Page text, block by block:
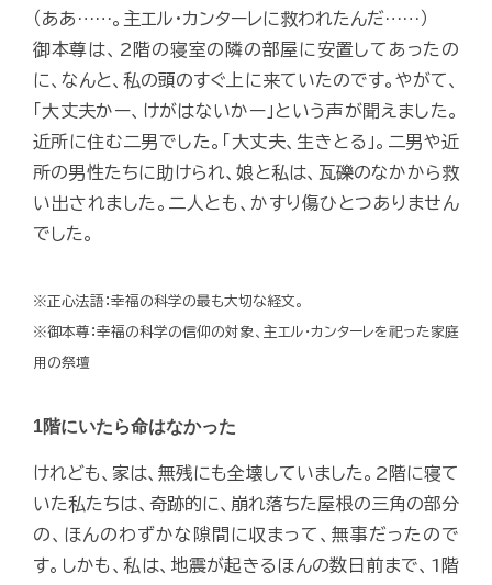
（ああ……。主エル・カンターレに救われたんだ……）
御本尊は、2階の寝室の隣の部屋に安置してあったの
に、なんと、私の頭のすぐ上に来ていたのです。やがて、
「大丈夫かー、けがはないかー」という声が聞えました。
近所に住む二男でした。「大丈夫、生きとる」。二男や近
所の男性たちに助けられ、娘と私は、瓦礫のなかから救
い出されました。二人とも、かすり傷ひとつありません
でした。
※正心法語：幸福の科学の最も大切な経文。
※御本尊：幸福の科学の信仰の対象、主エル・カンターレを祀った家庭
用の祭壇
1階にいたら命はなかった
けれども、家は、無残にも全壊していました。2階に寝て
いた私たちは、奇跡的に、崩れ落ちた屋根の三角の部分
の、ほんのわずかな隙間に収まって、無事だったので
す。しかも、私は、地震が起きるほんの数日前まで、1階